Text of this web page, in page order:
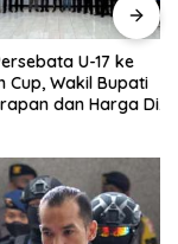
U-17 ke
Wakil Bupati
dan Harga Diri